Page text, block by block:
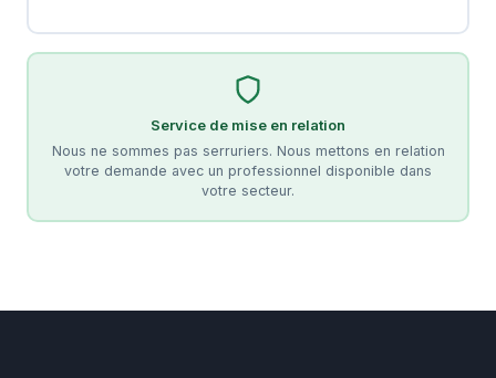
Service de mise en relation
Nous ne sommes pas serruriers. Nous mettons en relation
votre demande avec un professionnel disponible dans
votre secteur.